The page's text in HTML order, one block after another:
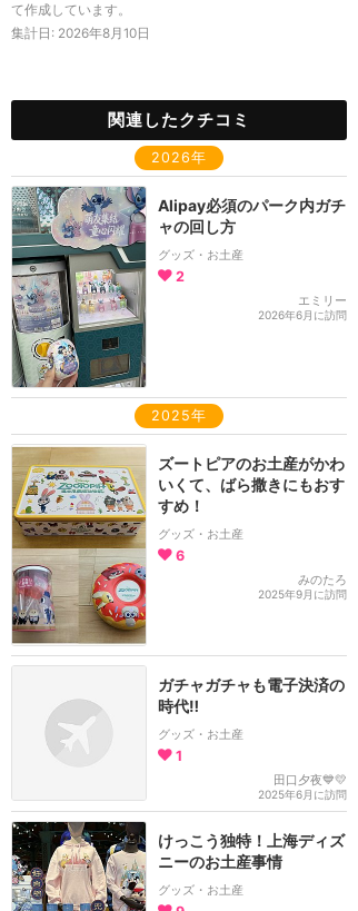
て作成しています。
集計日: 2026年8月10日
関連したクチコミ
2026年
Alipay必須のパーク内ガチ
ャの回し方
グッズ・お土産
2
エミリー
2026年6月に訪問
2025年
ズートピアのお土産がかわ
いくて、ばら撒きにもおす
すめ！
グッズ・お土産
6
みのたろ
2025年9月に訪問
ガチャガチャも電子決済の
時代‼️
グッズ・お土産
1
田口夕夜💙💛
2025年6月に訪問
けっこう独特！上海ディズ
ニーのお土産事情
グッズ・お土産